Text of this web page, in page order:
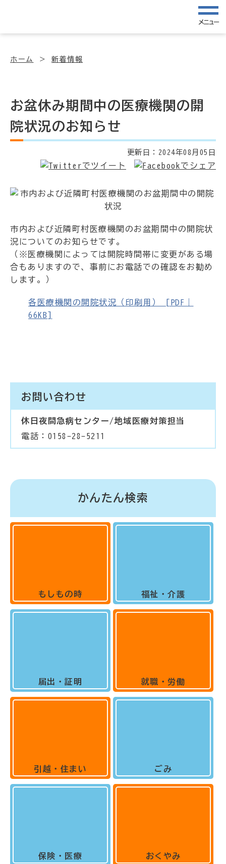
メニュー
ホーム 新着情報
お盆休み期間中の医療機関の開
院状況のお知らせ
更新日： 2024年08月05日
市内および近隣町村医療機関のお盆期間中の開院状
況についてのお知らせです。
（※医療機関によっては開院時間帯に変更がある場
合もありますので、事前にお電話での確認をお勧め
します。）
各医療機関の開院状況（印刷用） [PDF｜
66KB]
お問い合わせ
休日夜間急病センター/地域医療対策担当
電話：0158-28-5211
かんたん検索
もしもの時
届出・証明
引越・住まい
保険・医療
福祉・介護
就職・労働
ごみ
おくやみ